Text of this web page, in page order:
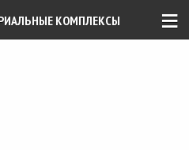
≡
КОМПЛЕКСЫ